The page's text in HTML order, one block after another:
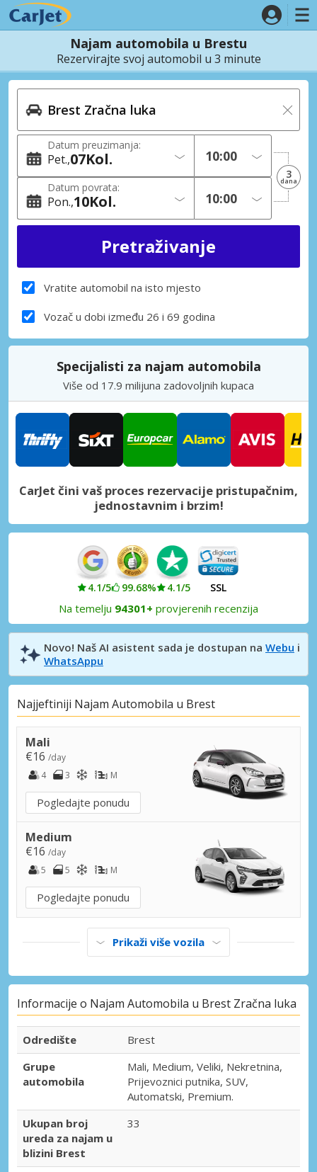
Najam automobila u Brestu
Rezervirajte svoj automobil u 3 minute
Datum preuzimanja:
Pet. 07Kol.
Datum povrata:
Pon. 10Kol.
3
dana
Vratite automobil na isto mjesto
Vozač u dobi između 26 i 69 godina
Specijalisti za najam automobila
Više od 17.9 milijuna zadovoljnih kupaca
CarJet čini vaš proces rezervacije pristupačnim,
jednostavnim i brzim!
4.1/5 99.68% 4.1/5 SSL
Na temelju 94301+ provjerenih recenzija
Novo! Naš AI asistent sada je dostupan na Webu i
WhatsAppu
Najjeftiniji Najam Automobila u Brest
Mali
€16 /day
4
3 M
Pogledajte ponudu
Medium
€16 /day
5
5 M
Pogledajte ponudu
Prikaži više vozila
Informacije o Najam Automobila u Brest Zračna luka
Odredište
Brest
Grupe
automobila
Mali, Medium, Veliki, Nekretnina,
Prijevoznici putnika, SUV,
Automatski, Premium.
Ukupan broj
ureda za najam u
blizini Brest
33